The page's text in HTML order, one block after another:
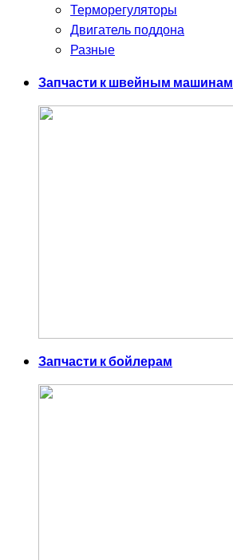
Терморегуляторы
Двигатель поддона
Разные
Запчасти к швейным машинам
Запчасти к бойлерам